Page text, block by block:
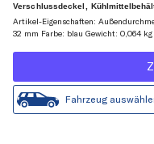
Verschlussdeckel,
Artikel-Eigenschaften:
32 mm Farbe: blau Gewicht: 0,064
Fahrzeug